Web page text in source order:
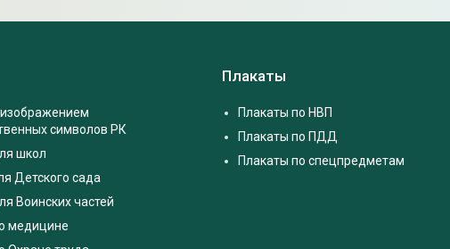
символов РК
школ
Детского сада
Воинских частей
медицине
Плакаты
Плакаты по НВП
Плакаты по ПДД
Плакаты по спецпредметам